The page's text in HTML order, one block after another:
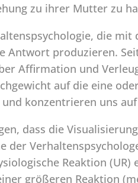
zu ihrer Mutter zu
die
Antwort produzieren.
Affirmation und
auf die eine
konzentrieren uns
dass die
der
Reaktion
größeren Reaktion